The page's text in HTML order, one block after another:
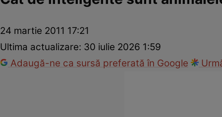
24 martie 2011 17:21
Ultima actualizare: 30 iulie 2026 1:59
Adaugă-ne ca sursă preferată în Google